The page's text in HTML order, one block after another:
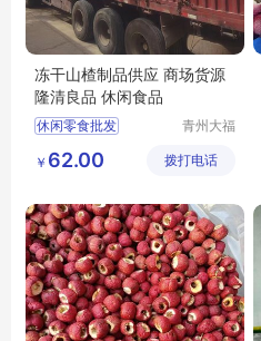
冻干山楂制品供应 商场货源
隆清良品 休闲食品
休闲零食批发
隆清良品山楂食品批发
冻干山楂食品厂家供应
青州大福
展有限公
￥ 62.00 拨打电话